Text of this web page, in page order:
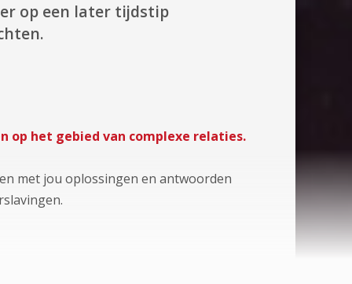
op een later tijdstip
op het gebied van complexe relaties.
met jou oplossingen en antwoorden